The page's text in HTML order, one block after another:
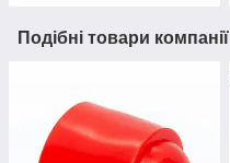
Подібні товари компанії